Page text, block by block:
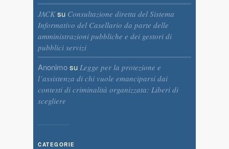
JACKsu Consultazione diretta del Sistema
Informativo del Casellario da parte delle
amministrazioni pubbliche e dei gestori di
pubblici servizi
Anonimosu Legge per la protezione e
l’assistenza di chi vuole emanciparsi dai
contesti di criminalità organizzata: Liberi di
scegliere
CATEGORIE